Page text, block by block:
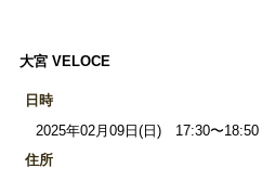
大宮 VELOCE
日時
2025年02月09日(日) 17:30〜18:50
住所